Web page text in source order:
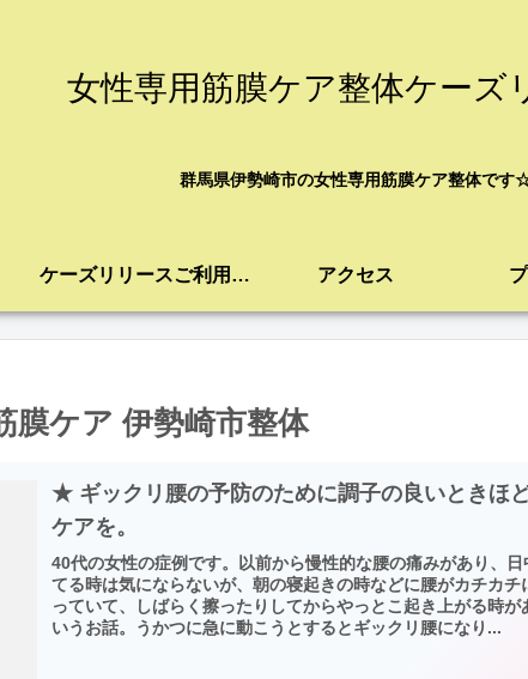
女性専用筋膜ケア整体ケーズ
群馬県伊勢崎市の女性専用筋膜ケア整体です
ケーズリリースご利用案内 アクセス
膜ケア 伊勢崎市整体
★ ギックリ腰の予防のために調子の良いときほ
ケアを。
40代の女性の症例です。以前から慢性的な腰の痛みがあり、日
てる時は気にならないが、朝の寝起きの時などに腰がカチカチ
っていて、しばらく擦ったりしてからやっとこ起き上がる時が
いうお話。うかつに急に動こうとするとギックリ腰になり...